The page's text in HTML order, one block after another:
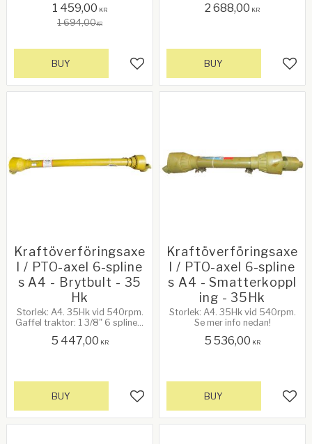
snabbkoppling. Se mer info
nedan!
1 459,00 KR
1 694,00KR
Add to favorites
BUY
redskap: 1 3/8" 6 splines,
2 688,00 KR
BUY
Kraftöverföringsaxe
l / PTO-axel 6-spline
s A4 - Brytbult - 35
Hk
Storlek: A4. 35Hk vid 540rpm.
Gaffel traktor: 1 3/8" 6 splines,
redskap: 1 3/8" 6 splines,
5 447,00 KR
Add to favorites
BUY
Kraftöverföringsaxe
l / PTO-axel 6-spline
s A4 - Smatterkoppl
ing - 35Hk
Storlek: A4. 35Hk vid 540rpm.​
Se mer info nedan!
5 536,00 KR
BUY